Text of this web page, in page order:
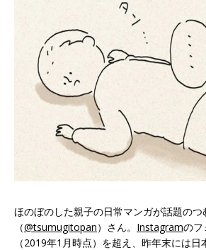
ほのぼのした親子の日常マンガが話題のつ
（@tsumugitopan）さん。 Instagramのフ
（2019年1月時点）を超え、昨年末には